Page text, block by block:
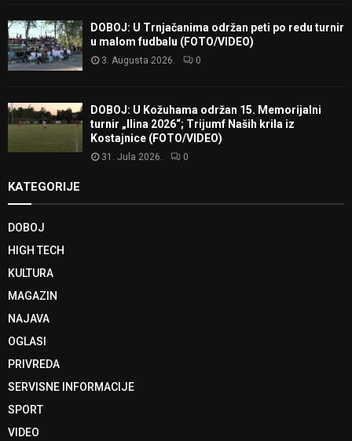
DOBOJ: U Trnjačanima održan peti po redu turnir
u malom fudbalu (FOTO/VIDEO)
3. Augusta 2026. 0
DOBOJ: U Kožuhama održan 15. Memorijalni
turnir „Ilina 2026“; Trijumf Naših krila iz
Kostajnice (FOTO/VIDEO)
31. Jula 2026. 0
KATEGORIJE
DOBOJ
HIGH TECH
KULTURA
MAGAZIN
NAJAVA
OGLASI
PRIVREDA
SERVISNE INFORMACIJE
SPORT
VIDEO